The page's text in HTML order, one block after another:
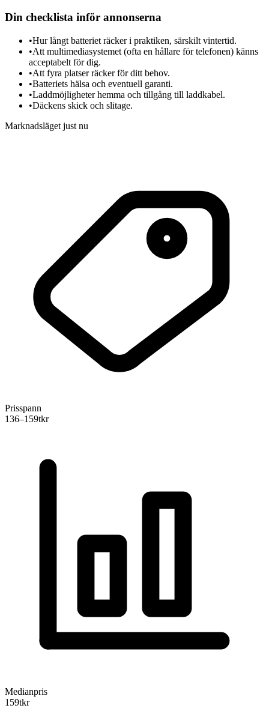
Din checklista inför annonserna
•Hur långt batteriet räcker i praktiken, särskilt vintertid.
•Att multimediasystemet (ofta en hållare för telefonen) känns
acceptabelt för dig.
•Att fyra platser räcker för ditt behov.
•Batteriets hälsa och eventuell garanti.
•Laddmöjligheter hemma och tillgång till laddkabel.
•Däckens skick och slitage.
Marknadsläget just nu
Prisspann
136–159tkr
Medianpris
159tkr